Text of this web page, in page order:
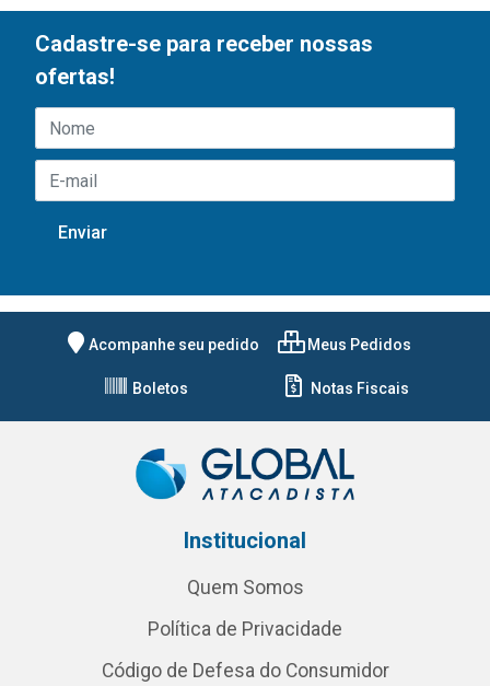
Cadastre-se para receber nossas
ofertas!
Acompanhe seu pedido Meus Pedidos
Boletos Notas Fiscais
Institucional
Quem Somos
Política de Privacidade
Código de Defesa do Consumidor